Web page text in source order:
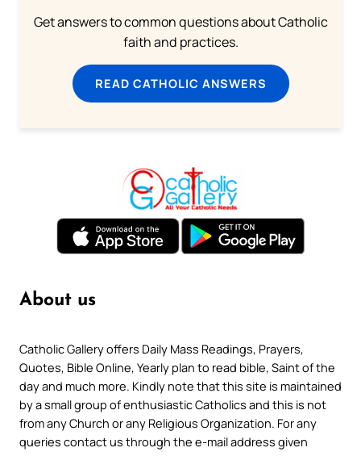
Get answers to common questions about Catholic
faith and practices.
READ CATHOLIC ANSWERS
About us
Catholic Gallery offers Daily Mass Readings, Prayers,
Quotes, Bible Online, Yearly plan to read bible, Saint of the
day and much more. Kindly note that this site is maintained
by a small group of enthusiastic Catholics and this is not
from any Church or any Religious Organization. For any
queries contact us through the e-mail address given